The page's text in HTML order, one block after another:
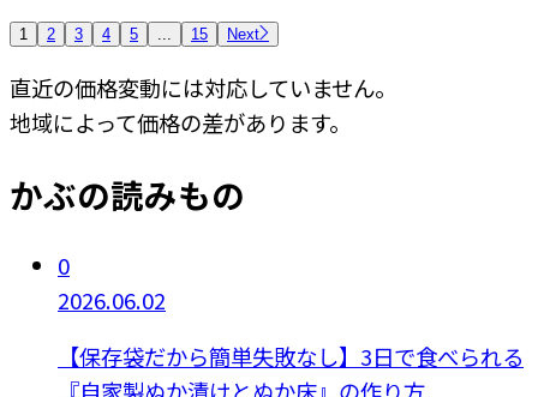
1 2 3 4 5 ... 15 Next
直近の価格変動には対応していません。
地域によって価格の差があります。
かぶの読みもの
0
2026.06.02
【保存袋だから簡単失敗なし】3日で食べられる